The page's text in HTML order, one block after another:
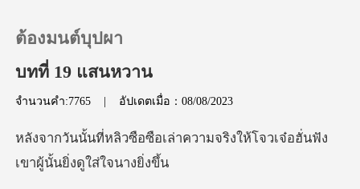
เติมเงิน
ต้องมนต์บุปผา
บทที่ 19 แสนหวาน
จำนวนคำ:7765 | อัปเดตเมื่อ：08/08/2023
่าความจริงให้โจวเจ๋อฮั่นฟัง
เ